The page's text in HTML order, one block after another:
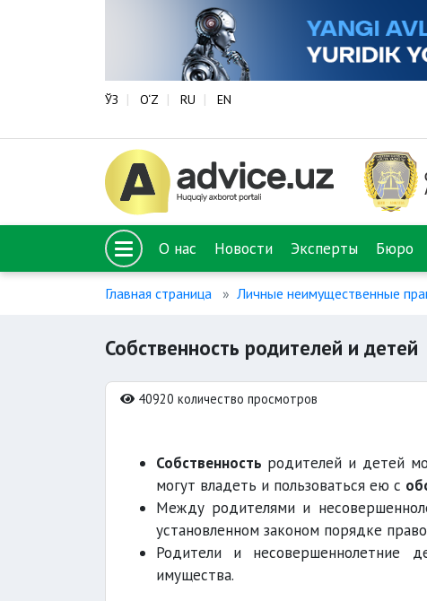
ЎЗ O‘Z RU EN
О нас Новости Эксперты Бюро
Главная страница Личные неимущественные
Собственность родителей и детей
40920 количество просмотров
Собственность родителей и детей
могут владеть и пользоваться ею с
Между родителями и
установленном законом порядке
Родители и несовершеннолетние
имущества.